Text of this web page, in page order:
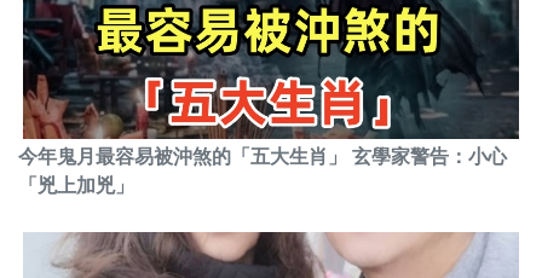
今年鬼月最容易被沖煞的「五大生肖」 玄學家警告：小心
「兇上加兇」